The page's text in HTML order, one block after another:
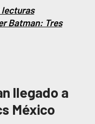
lecturas
Batman: Tres
llegado a
México